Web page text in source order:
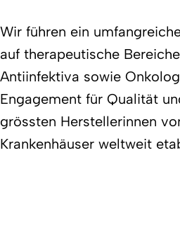
Wir führen ein
auf therapeutische
Antiinfektiva sowie
Engagement für Qualität
grössten Herstellerinnen
Krankenhäuser weltweit